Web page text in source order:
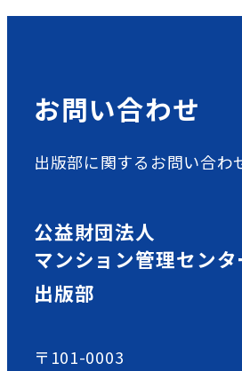
お問い合わせ
出版部に関するお問い合わ
公益財団法人
マンション管理センタ
出版部
〒101-0003